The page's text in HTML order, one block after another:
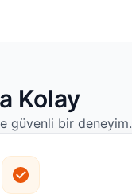
Kolay
güvenli bir deneyim.